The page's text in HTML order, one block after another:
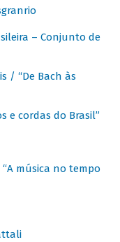
– Conjunto de
/ “De Bach às
e cordas do Brasil”
música no tempo